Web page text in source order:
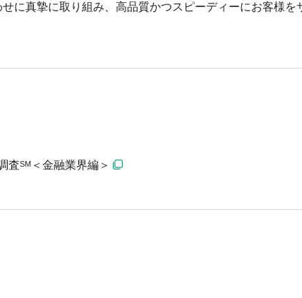
に真摯に取り組み、高品質かつスピーディーにお客様を
査SM ＜金融業界編＞